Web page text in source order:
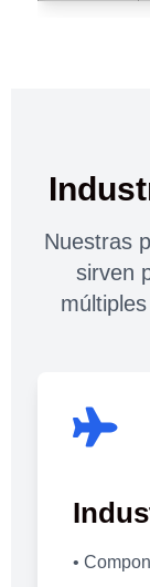
Nuestras
sirven
•